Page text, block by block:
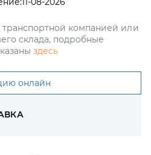
компанией или
склада, подробные
здесь
онлайн